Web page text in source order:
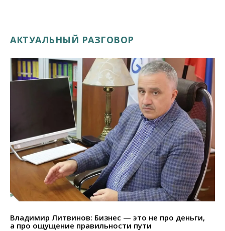
АКТУАЛЬНЫЙ РАЗГОВОР
Владимир Литвинов: Бизнес — это не про деньги,
а про ощущение правильности пути